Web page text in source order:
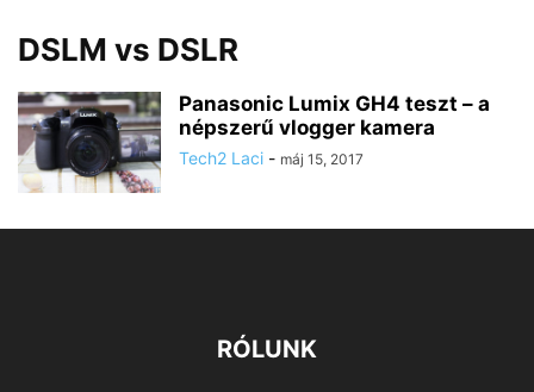
DSLM vs DSLR
Panasonic Lumix GH4 teszt – a
népszerű vlogger kamera
Tech2 Laci - máj 15, 2017
RÓLUNK